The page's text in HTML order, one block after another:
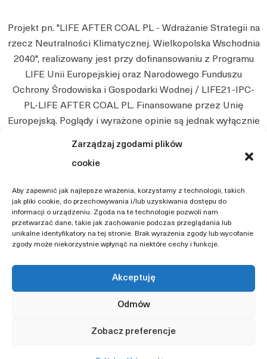
Zarządzaj zgodami plików
cookie
Aby zapewnić jak najlepsze wrażenia, korzystamy z technologii, takich
jak pliki cookie, do przechowywania i/lub uzyskiwania dostępu do
informacji o urządzeniu. Zgoda na te technologie pozwoli nam
przetwarzać dane, takie jak zachowanie podczas przeglądania lub
unikalne identyfikatory na tej stronie. Brak wyrażenia zgody lub wycofanie
zgody może niekorzystnie wpłynąć na niektóre cechy i funkcje.
Akceptuję
Odmów
Zobacz preferencje
Projekt pn. "LIFE AFTER COAL PL - Wdrażanie Strategii na
rzecz Neutralności Klimatycznej. Wielkopolska Wschodnia
2040", realizowany jest przy dofinansowaniu z Programu
LIFE Unii Europejskiej oraz Narodowego Funduszu
Ochrony Środowiska i Gospodarki Wodnej / LIFE21-IPC-
PL-LIFE AFTER COAL PL. Finansowane przez Unię
Europejską. Poglądy i wyrażone opinie są jednak wyłącznie
Unii Europejskiej. Ani Unia Europejska, ani instytucja
przyznająca nie będą ponosić jakiejkolwiek
Strona
Polityka prywatności